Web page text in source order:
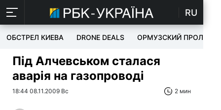
RU
ОБСТРЕЛ КИЕВА DRONE DEALS ОРМУЗСКИЙ ПРОЛИВ
Під Алчевськом сталася
аварія на газопроводі
18:44 08.11.2009 Вс 2 мин